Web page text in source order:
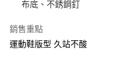
由本公司與您本人進行分期帳
客戶支援中心」https://
【注意事項】
１．透過由恩沛科技股份有限
付款後7-11取貨
每筆NT$60，滿NT$1,200(
一般宅配（門市自取請勿下
布底、不銹鋼釘
銷售重點
運動鞋版型 久站不酸